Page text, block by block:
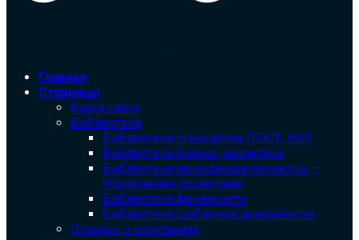
Главная
Страницы
Карта сайта
Библиотека
Библиотека cтандартов (ГОСТ, ISO)
Библиотека бизнес-аналитика
Библиотека менеджера проектов —
Управление проектами
Библиотека финансиста
Библиотека шаблонов документов
Отзывы о компаниях